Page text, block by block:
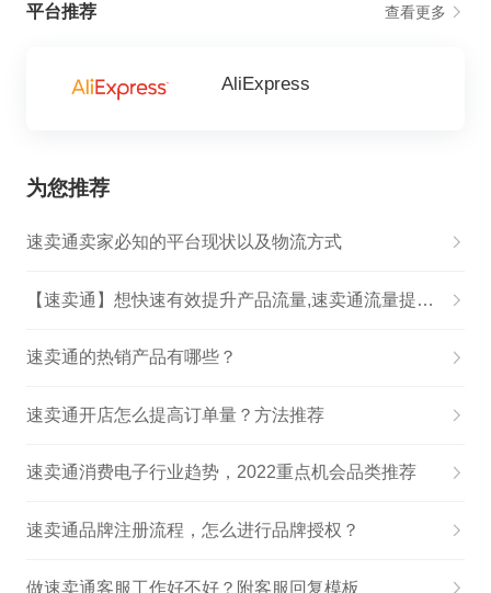
平台推荐 查看更多
AliExpress
为您推荐
速卖通卖家必知的平台现状以及物流方式
【速卖通】想快速有效提升产品流量,速卖通流量提升技巧
速卖通的热销产品有哪些？
速卖通开店怎么提高订单量？方法推荐
速卖通消费电子行业趋势，2022重点机会品类推荐
速卖通品牌注册流程，怎么进行品牌授权？
做速卖通客服工作好不好？附客服回复模板